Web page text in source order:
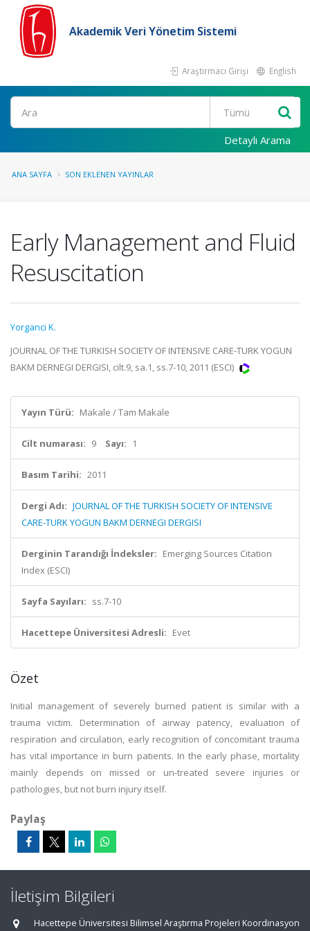
Akademik Veri Yönetim Sistemi
Araştırmacı Girişi English
Ara
Detaylı Arama
ANA SAYFA SON EKLENEN YAYINLAR
Early Management and Fluid
Resuscitation
Yorganci K.
JOURNAL OF THE TURKISH SOCIETY OF INTENSIVE CARE-TURK YOGUN
BAKM DERNEGI DERGISI, cilt.9, sa.1, ss.7-10, 2011 (ESCI)
Yayın Türü: Makale / Tam Makale
Cilt numarası: 9 Sayı: 1
Basım Tarihi: 2011
Dergi Adı: JOURNAL OF THE TURKISH SOCIETY OF INTENSIVE
CARE-TURK YOGUN BAKM DERNEGI DERGISI
Derginin Tarandığı İndeksler: Emerging Sources Citation
Index (ESCI)
Sayfa Sayıları: ss.7-10
Hacettepe Üniversitesi Adresli: Evet
Özet
Initial management of severely burned patient is similar with a
trauma victim. Determination of airway patency, evaluation of
respiration and circulation, early recognition of concomitant trauma
has vital importance in burn patients. In the early phase, mortality
mainly depends on missed or un-treated severe injuries or
pathologies, but not burn injury itself.
Paylaş
İletişim Bilgileri
Hacettepe Üniversitesi Bilimsel Araştırma Projeleri Koordinasyon